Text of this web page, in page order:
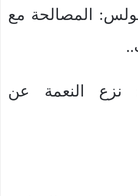
المصالحة مع
نزع النعمة عن